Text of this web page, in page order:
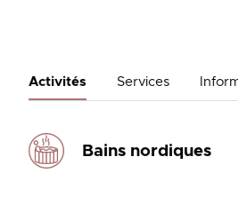
Activités Services
Bains nordiques